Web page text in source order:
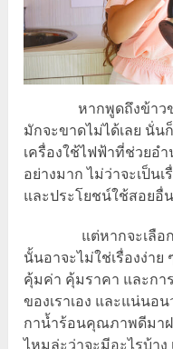
หากพูดถึงข้าว
มักจะขาดไม่ได้เลย นั่น
เครื่องใช้ไฟฟ้าที่ช่วยอ
อย่างมาก ไม่ว่าจะเป็น
และประโยชน์ใช้สอยอื่
แต่หากจะเลื
นั้นอาจะไม่ใช่เรื่องง่าย
คุ้มค่า คุ้มราคา และกา
ของเราเอง และแน่นอ
กาน้ำร้อนคุณภาพดีมา
ไหมล่ะว่าจะมีอะไรบ้าง